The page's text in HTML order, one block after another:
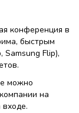
конференция в
быстрым
Flip),
можно
на